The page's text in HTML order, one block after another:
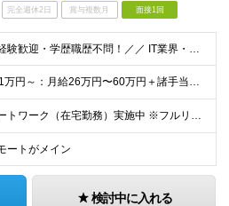
完全週休2日 賞与複数月 面接1回
＼＼未経験歓迎・学歴職歴不問！／／ IT業界・エンジニアを目指す方を お待ちしています。 経歴・スキルに自信がない方も お気軽にご応募ください。 【こんな不安を抱える方に】 ▼今の職場では正当に評価
年収351万円～：月給26万円〜60万円＋諸手当＋インセンティブ（２種）＋賞与 ★Point 設立から9ヶ月で全社員2万円の昇給実績 ※成果はしっかりと還元いたします！ ★Point 100％年
☆リモートワーク（在宅勤務）実施中 ※フルリモート可 【グループ本社】東京都中央区八丁堀3-6-6 アド京橋ビル2F ∟宝町駅 5分/京橋駅 7分/八丁堀駅7分/JR東京駅10分 【プロジェクト先
ートがメイン
検討中に入れる